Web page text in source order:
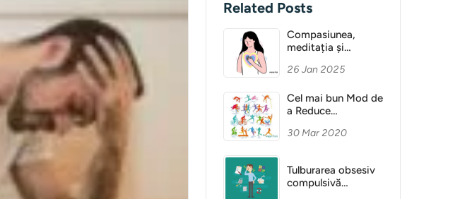
Related Posts
Compasiunea,
meditația și
26 Jan 2025
Cel mai bun Mod de
a Reduce
30 Mar 2020
Tulburarea obsesiv
compulsivă